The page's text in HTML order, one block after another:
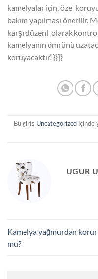
kamelyalar için, özel
bakım yapılması önerilir.
karşı düzenli olarak
kamelyanın ömrünü
koruyacaktır.”}}]}
Bu giriş Uncategorizediçinde
UGUR
Kamelya yağmurdan korur
mu?